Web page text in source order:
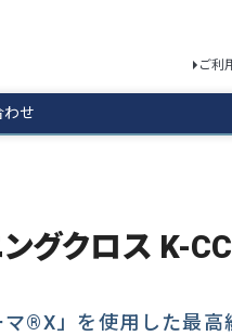
ご利
わせ
グクロス K-
®X」を使用した最高